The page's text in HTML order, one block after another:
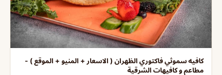
كافيه سموثي فاكتوري الظهران ( الاسعار + المنيو + الموقع ) -
مطاعم و كافيهات الشرقية